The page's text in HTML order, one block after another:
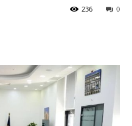
0
236